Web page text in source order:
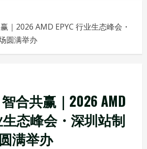
｜2026 AMD EPYC 行业生态峰会・
圆满举办
合共赢｜2026 AMD
生态峰会・深圳站制
满举办